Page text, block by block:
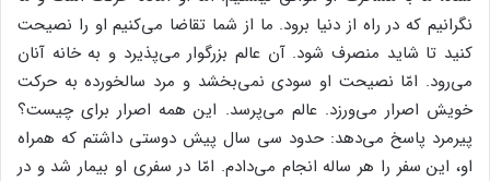
نگرانیم که در راه از دنیا برود. ما از شما تقاضا می‌کنیم او را نصیحت
کنید تا شاید منصرف شود. آن عالم بزرگوار می‌پذیرد و به خانه آنان
می‌رود. امّا نصیحت او سودی نمی‌بخشد و مرد سالخورده به حرکت
خویش اصرار می‌ورزد. عالم می‌پرسد. این همه اصرار برای چیست؟
پیرمرد پاسخ می‌دهد: حدود سی سال پیش دوستی داشتم که همراه
او، این سفر را هر ساله انجام می‌دادم. امّا در سفری او بیمار شد و در